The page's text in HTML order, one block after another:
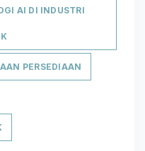
AI DI INDUSTRI
PERSEDIAAN